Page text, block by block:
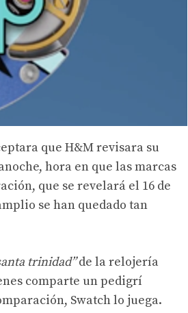
que H&M revisara su
hora en que las marcas
que se revelará el 16 de
se han quedado tan
trinidad”de la relojería
comparte un pedigrí
Swatch lo juega.